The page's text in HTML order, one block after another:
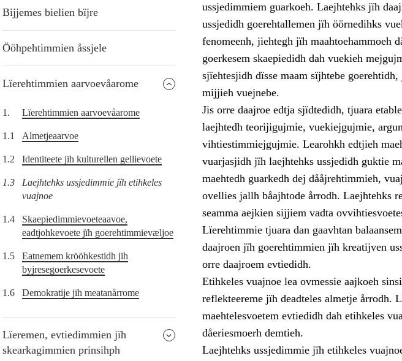
Bijjemes bielien bïjre
Ööhpehtimmien åssjele
Lïerehtimmien aarvoevåarome
1. Lïerehtimmien aarvoevåarome
1.1 Almetjeaarvoe
1.2 Identiteete jïh kulturellen gellievoete
1.3
Laejhtehks ussjedimmie jïh etihkeles
vuajnoe
1.4
Skaepiedimmievoeteaavoe,
eadtjohkevoete jïh goerehtimmievæljoe
1.5
Eatnemem krööhkestidh jïh
byjresegoerkesevoete
1.6 Demokratije jïh meatanårrome
Lïeremen, evtiedimmien jïh
skearkagimmien prinsihph
ussjedimmiem guarkoeh. Laejhtehks jïh
ussjedidh goerehtallemen jïh öörnedihks
fenomeenh, jiehtegh jïh maahtoehammoeh
goerkesem skaepiedidh dah vuekieh
sjïehtesjidh dïsse maam sïjhtebe
mijjieh vuejnebe.
Jis orre daajroe edtja sjïdtedidh, tjuara
laejhtedh teorijigujmie, vuekiejgujmie,
vihtiestimmiejgujmie. Learohkh edtjieh
vuarjasjidh jïh laejhtehks ussjedidh guktie
maehtedh guarkedh dej dååjrehtimmieh,
ovellies jallh båajhtode årrodh. Laejhtehks
seamma aejkien sijjiem vadta
Lïerehtimmie tjuara dan gaavhtan
daajroen jïh goerehtimmien jïh kreatijven
orre daajroem evtiedidh.
Etihkeles vuajnoe lea ovmessie aajkoeh
reflekteereme jïh deadteles almetje årrodh.
maehtelesvoetem evtiedidh dah etihkeles
dåeriesmoerh demtieh.
Laejhtehks ussjedimmie jïh etihkeles